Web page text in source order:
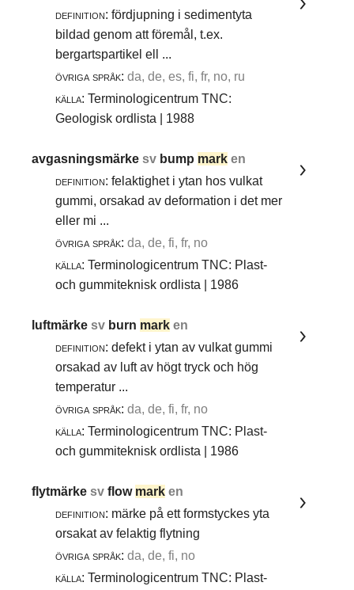
definition: fördjupning i sedimentyta
bildad genom att föremål, t.ex.
bergartspartikel ell ...
övriga språk: da, de, es, fi, fr, no, ru
källa: Terminologicentrum TNC:
Geologisk ordlista | 1988
avgasningsmärkesv bump mark en
definition: felaktighet i ytan hos vulkat
gummi, orsakad av deformation i det mer
eller mi ...
övriga språk: da, de, fi, fr, no
källa: Terminologicentrum TNC: Plast-
och gummiteknisk ordlista | 1986
luftmärkesv burn mark en
definition: defekt i ytan av vulkat gummi
orsakad av luft av högt tryck och hög
temperatur ...
övriga språk: da, de, fi, fr, no
källa: Terminologicentrum TNC: Plast-
och gummiteknisk ordlista | 1986
flytmärkesvflow mark en
definition: märke på ett formstyckes yta
orsakat av felaktig flytning
övriga språk: da, de, fi, no
källa: Terminologicentrum TNC: Plast-